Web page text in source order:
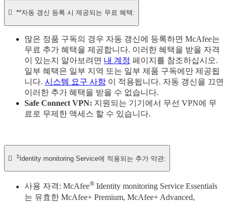
 **자동 갱신 등록 시 제공되는 무료 혜택:
많은 정품 구독의 경우 자동 갱신에 등록하면 McAfee는
무료 추가 혜택을 제공합니다. 이러한 혜택을 받을 자격
이 있는지 알아보려면 내 계정 페이지를 참조하십시오.
일부 혜택은 일부 지역 또는 일부 제품 구독에만 제공됩
니다. 시스템 요구 사항 이 적용됩니다. 자동 갱신을 끄면
이러한 추가 혜택을 받을 수 없습니다.
Safe Connect VPN: 지원되는 기기에서 무선 VPN에 무
료로 무제한 액세스 할 수 있습니다.
 ‡ Identity monitoring Service에 적용되는 추가 약관:
사용 자격: McAfee® Identity monitoring Service Essentials
는 유효한 McAfee+ Premium, McAfee+ Advanced,